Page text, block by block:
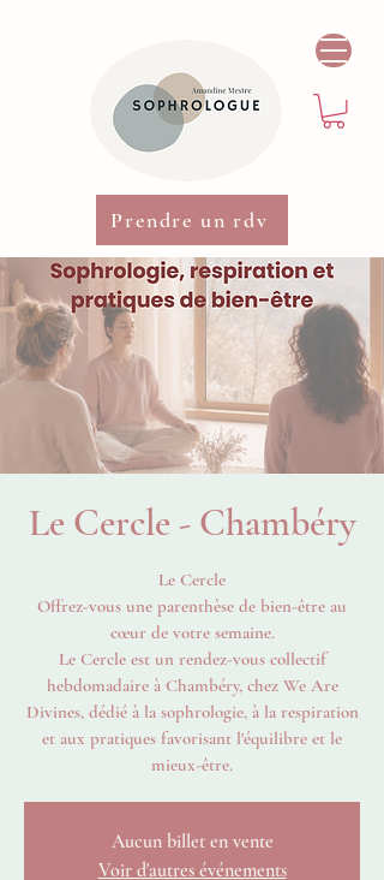
Prendre un rdv
Le Cercle - Chambéry
Le Cercle
Offrez-vous une parenthèse de bien-être au
cœur de votre semaine.
Le Cercle est un rendez-vous collectif
hebdomadaire à Chambéry, chez We Are
Divines, dédié à la sophrologie, à la respiration
et aux pratiques favorisant l'équilibre et le
mieux-être.
Aucun billet en vente
Voir d'autres événements